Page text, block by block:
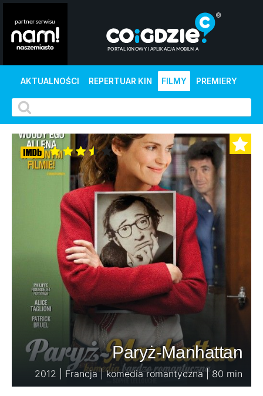
AKTUALNOŚCI REPERTUAR KIN FILMY PREMIERY
Paryż-Manhattan
2012 | Francja | komedia romantyczna | 80 min